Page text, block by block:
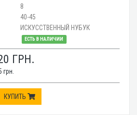
8
40-45
ИСКУССТВЕННЫЙ НУБУК
ЕСТЬ В НАЛИЧИИ
ГРН.
грн.
КУПИТЬ